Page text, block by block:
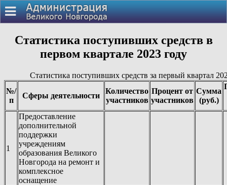
Статистика поступивших средств в
первом квартале 2023 году
Статистика поступивших средств за первый квартал
№/
п
Сферы деятельности
Количество
участников
Процент от
участников
Сумма
(руб.)
1
Предоставление
дополнительной
поддержки
учреждениям
образования Великого
Новгорода на ремонт и
комплексное
оснащение